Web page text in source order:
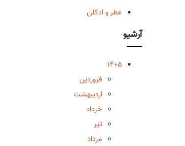
عطر و ادکلن
آرشیو
1405
فروردین
اردیبهشت
خرداد
تیر
مرداد